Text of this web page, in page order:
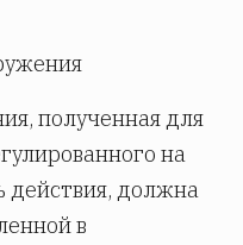
полученная для
на
действия, должна
в